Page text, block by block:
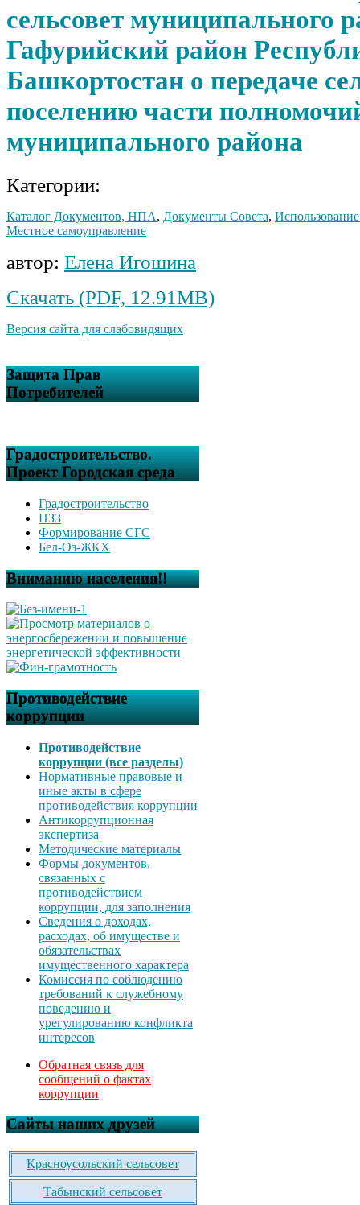
сельсовет муниципального
Гафурийский район
Башкортостан о передаче
поселению части
муниципального района
Категории:
Каталог Документов, НПА, Документы Совета,
Местное самоуправление
автор: Елена Игошина
Скачать (PDF, 12.91MB)
Версия сайта для слабовидящих
Защита Прав
Потребителей
Градостроительство.
Проект Городская среда
Градостроительство
ПЗЗ
Формирование СГС
Бел-Оз-ЖКХ
Вниманию населения!!
Противодействие
коррупции
Противодействие
коррупции (все разделы)
Нормативные правовые и
иные акты в сфере
противодействия коррупции
Антикоррупционная
экспертиза
Методические материалы
Формы документов,
связанных с
противодействием
коррупции, для заполнения
Сведения о доходах,
расходах, об имуществе и
обязательствах
имущественного характера
Комиссия по соблюдению
требований к служебному
поведению и
урегулированию конфликта
интересов
Обратная связь для
сообщений о фактах
коррупции
Сайты наших друзей
Красноусольский сельсовет
Табынский сельсовет